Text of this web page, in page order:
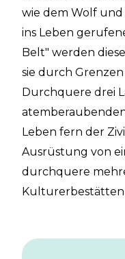
wie dem Wolf und
ins Leben
Belt" werden
sie durch
Durchquere drei
Leben fern der
Ausrüstung von
durchquere
Kulturerbestätten